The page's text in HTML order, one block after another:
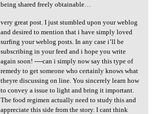
being shared freely obtainable…
very great post. I just stumbled upon your weblog
and desired to mention that i have simply loved
surfing your weblog posts. In any case i’ll be
subscribing in your feed and i hope you write
again soon! ----can i simply now say this type of
remedy to get someone who certainly knows what
theyre discussing on line. You sincerely learn how
to convey a issue to light and bring it important.
The food regimen actually need to study this and
appreciate this side from the story. I cant think